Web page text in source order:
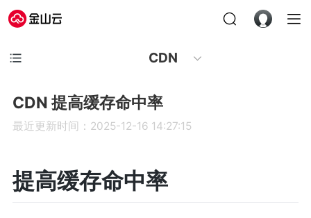
CDN
CDN 提高缓存命中率
最近更新时间：2025-12-16 14:27:15
提高缓存命中率